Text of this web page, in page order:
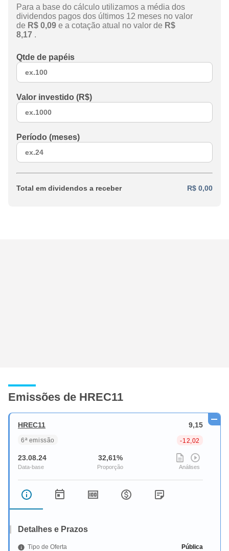
Para a base do cálculo utilizamos a média dos
dividendos pagos dos últimos 12 meses no valor
de R$ 0,09 e a cotação atual no valor de R$
8,17 .
Qtde de papéis
Valor investido (R$)
Período (meses)
Total em dividendos a receber R$ 0,00
Emissões de HREC11
HREC11
6ª emissão
9,15
-12,02
23.08.24 32,61%
Detalhes e Prazos
Tipo de Oferta Pública